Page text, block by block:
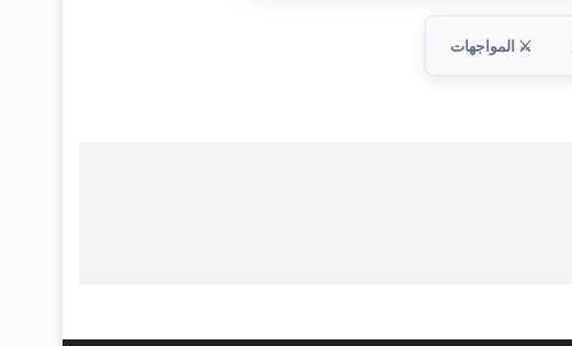
⚔️ المواجهات